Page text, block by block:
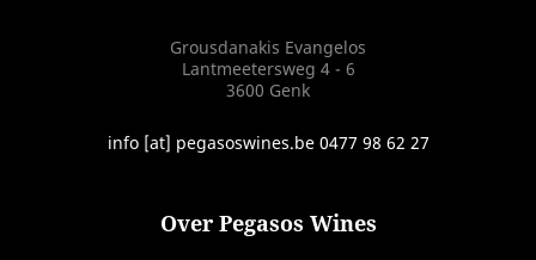
Grousdanakis Evangelos
Lantmeetersweg 4 - 6
3600 Genk
info [at] pegasoswines.be 0477 98 62 27
Over Pegasos Wines